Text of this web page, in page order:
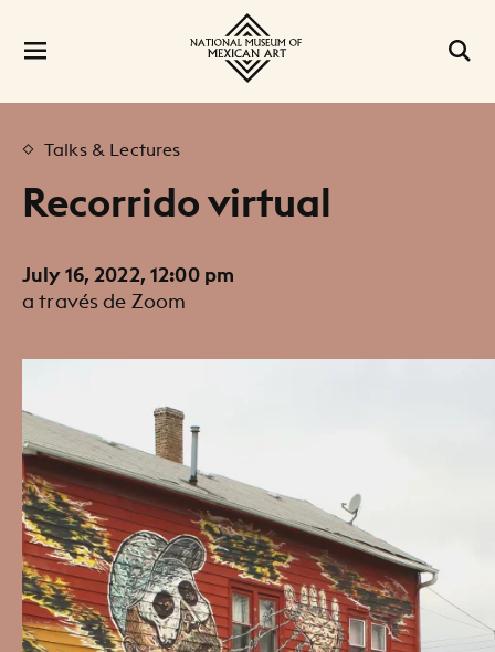
Talks & Lectures
Recorrido virtual
July 16, 2022, 12:00 pm
a través de Zoom